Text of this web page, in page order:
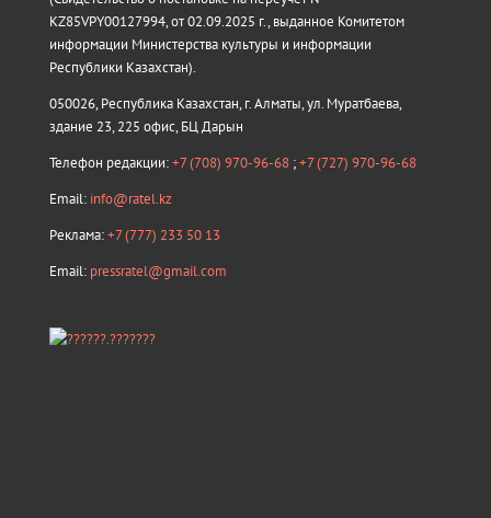
KZ85VPY00127994, от 02.09.2025 г., выданное Комитетом
информации Министерства культуры и информации
Республики Казахстан).
050026, Республика Казахстан, г. Алматы, ул. Муратбаева,
здание 23, 225 офис, БЦ Дарын
Телефон редакции:+7 (708) 970-96-68 ;+7 (727) 970-96-68
Email: info@ratel.kz
Реклама:+7 (777) 233 50 13
Email: pressratel@gmail.com